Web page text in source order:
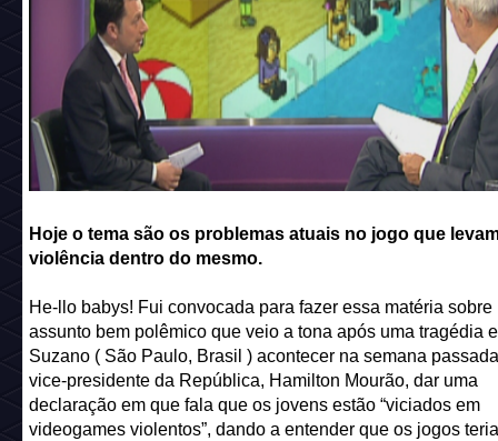
Hoje o tema são os problemas atuais no jogo que
violência dentro do mesmo.
He-llo babys! Fui convocada para fazer essa matéria sobre
assunto bem polêmico que veio a tona após uma tragédia
Suzano ( São Paulo, Brasil ) acontecer na semana
vice-presidente da República, Hamilton Mourão, dar uma
declaração em que fala que os jovens estão “viciados em
videogames violentos”, dando a entender que os jogos